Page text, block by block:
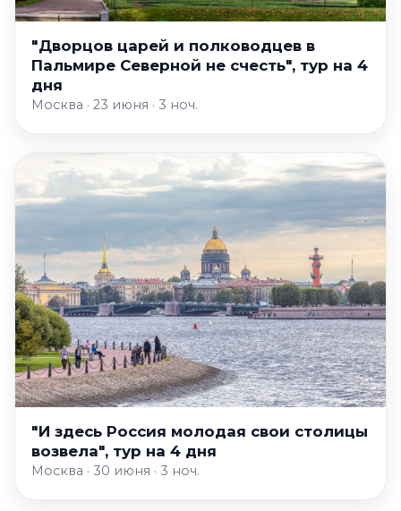
"Дворцов царей и полководцев в
Пальмире Северной не счесть", тур на 4
дня
Москва · 23 июня · 3 ноч.
"И здесь Россия молодая свои столицы
возвела", тур на 4 дня
Москва · 30 июня · 3 ноч.